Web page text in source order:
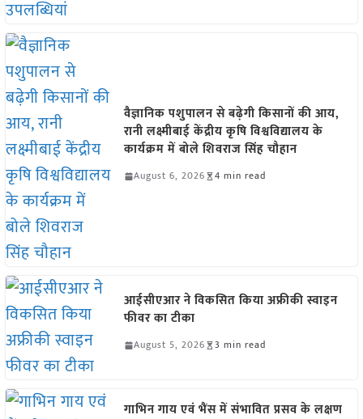
वैज्ञानिक पशुपालन से बढ़ेगी किसानों की आय,
रानी लक्ष्मीबाई केंद्रीय कृषि विश्वविद्यालय के
कार्यक्रम में बोले शिवराज सिंह चौहान
August 6, 2026 4 min read
आईसीएआर ने विकसित किया अफ्रीकी स्वाइन
फीवर का टीका
August 5, 2026 3 min read
गाभिन गाय एवं भैंस में संभावित प्रसव के लक्षण